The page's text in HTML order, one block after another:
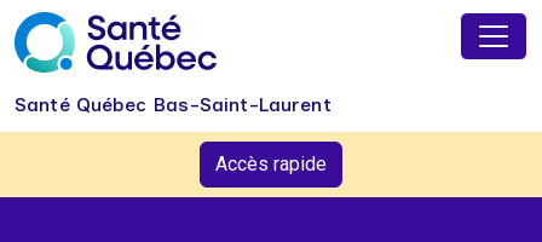
Aller au contenu principal
Santé Québec Bas-Saint-Laurent
Accès rapide